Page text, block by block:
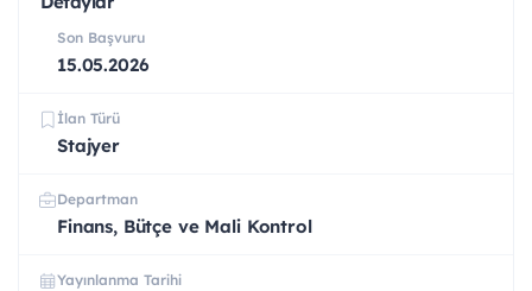
Son Başvuru
15.05.2026
İlan Türü
Stajyer
Departman
Finans, Bütçe ve Mali Kontrol
Yayınlanma Tarihi